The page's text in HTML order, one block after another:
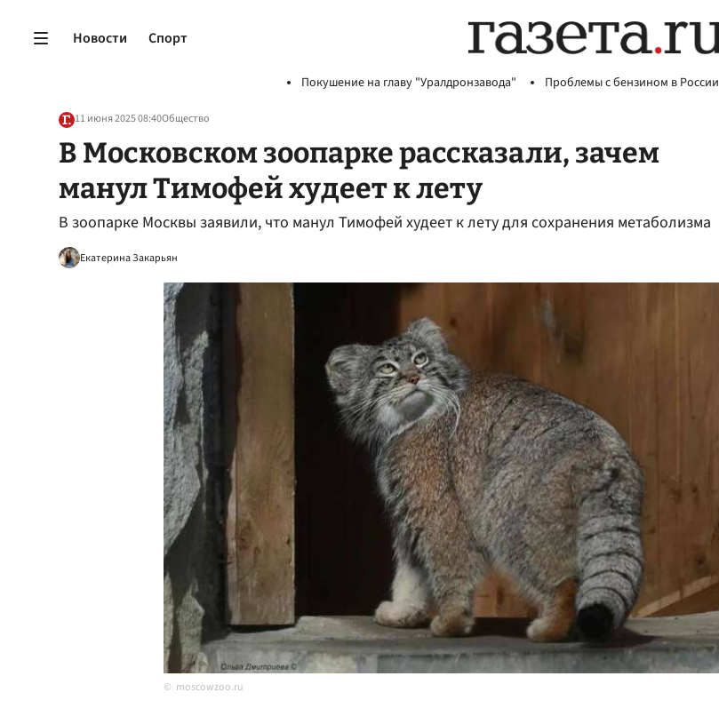
Новости Спорт
Покушение на главу "Уралдронзавода" Проблемы с бензином в России
11 июня 2025 08:40Общество
В Московском зоопарке рассказали, зачем
манул Тимофей худеет к лету
В зоопарке Москвы заявили, что манул Тимофей худеет к лету для сохранения метаболизма
Екатерина Закарьян
moscowzoo.ru